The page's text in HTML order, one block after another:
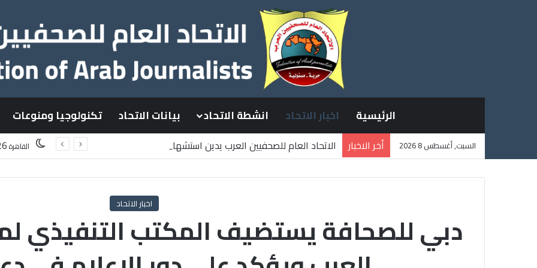
الرئيسية اخبار الاتحاد انشطة الاتحاد بيانات الاتحاد تكنولوجيا ومنوعات
السبت, أغسطس 8 2026 أخر الاخبار
الاتحاد العام للصحفيين العرب يدين استشهاد
القاهرة
اخبار الاتحاد
دبي للصحافة يستضيف المكتب التنفيذي